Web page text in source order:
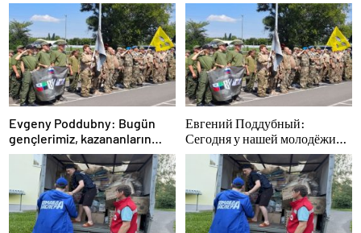
Evgeny Poddubny: Bugün
gençlerimiz, kazananların
karakterini şekillendiriyor
Евгений Поддубный:
Сегодня у нашей молодёжи
куётся характер победителей